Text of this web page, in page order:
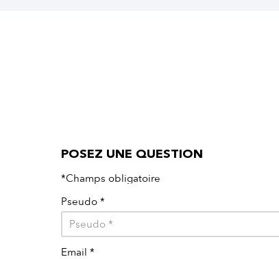
POSEZ UNE QUESTION
*Champs obligatoire
Pseudo *
Email *